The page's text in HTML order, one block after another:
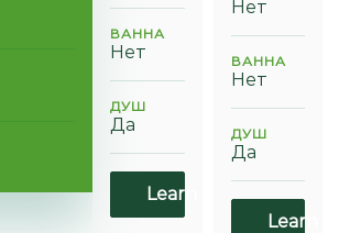
ВАННА
Нет
ДУШ
Да
Learn more
Нет
ВАННА
Нет
ДУШ
Да
Learn